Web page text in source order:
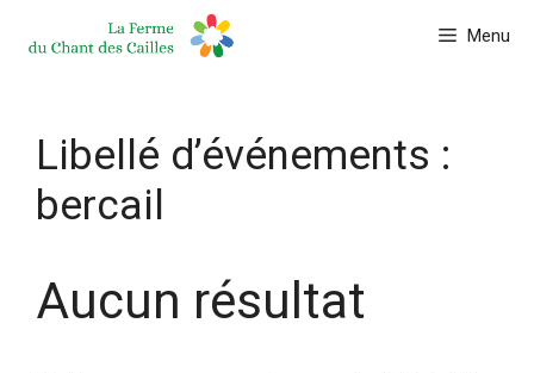
Menu
Libellé d’événements :
bercail
Aucun résultat